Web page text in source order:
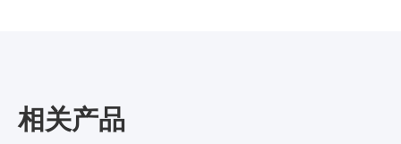
相关产品